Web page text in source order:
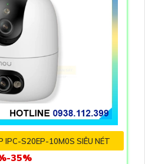
IPC-S20EP-10M0S SIÊU NÉT
35%